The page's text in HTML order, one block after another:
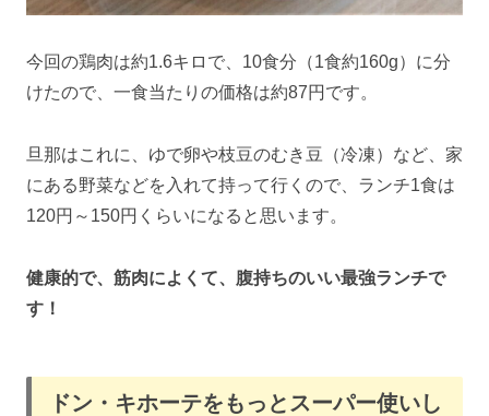
今回の鶏肉は約1.6キロで、10食分（1食約160g）に分
けたので、一食当たりの価格は約87円です。
旦那はこれに、ゆで卵や枝豆のむき豆（冷凍）など、家
にある野菜などを入れて持って行くので、ランチ1食は
120円～150円くらいになると思います。
健康的で、筋肉によくて、腹持ちのいい最強ランチで
す！
ドン・キホーテをもっとスーパー使いし